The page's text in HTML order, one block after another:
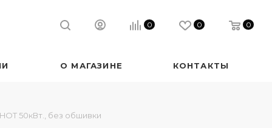
0 0 0
О МАГАЗИНЕ КОНТАКТЫ
50кВт., без обшивки